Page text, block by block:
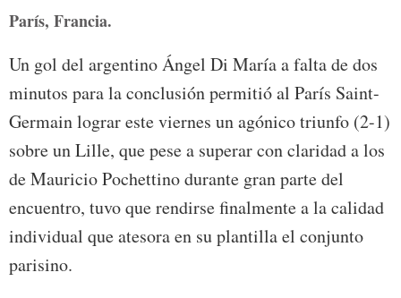
París, Francia.
Un gol del argentino Ángel Di María a falta de dos
minutos para la conclusión permitió al París Saint-
Germain lograr este viernes un agónico triunfo (2-1)
sobre un Lille, que pese a superar con claridad a los
de Mauricio Pochettino durante gran parte del
encuentro, tuvo que rendirse finalmente a la calidad
individual que atesora en su plantilla el conjunto
parisino.